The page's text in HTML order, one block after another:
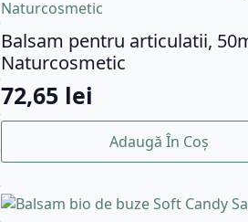
Balsam pentru articulatii,
Naturcosmetic
72,65 lei
Adaugă În Coș